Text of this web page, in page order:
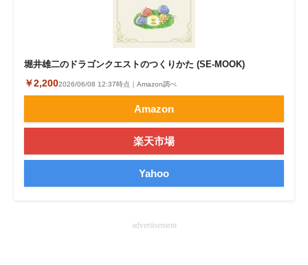
経営リーダーのコミュニティ
マーケ×ITの今がよく分かる
ITエンジニア向け専門サイト
企業向けIT製品の総合サイト
堀井雄二のドラゴンクエストのつくりかた (SE-MOOK)
￥2,2002026/06/08 12:37時点｜Amazon調べ
Amazon
楽天市場
Yahoo
advertisement